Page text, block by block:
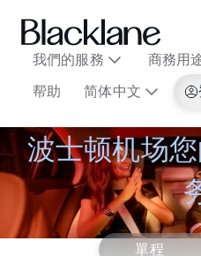
我們的服務 商務用
帮助
简体中文
波士顿机场
單程